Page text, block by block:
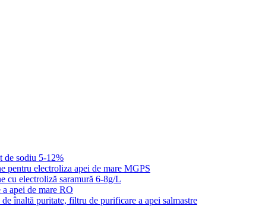
de sodiu 5-12%
pentru electroliza apei de mare MGPS
cu electroliză saramură 6-8g/L
apei de mare RO
înaltă puritate, filtru de purificare a apei salmastre